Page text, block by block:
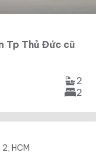
Tp Thủ Đức cũ
2
2
HCM